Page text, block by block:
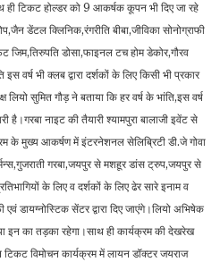
टिकट होल्डर को 9 आकर्षक कूपन भी दिए जा रहे
डेंटल क्लिनिक,रंगरीति बीबा,जीविका सोनोग्राफी
जिम,तिरुपति डोसा,फाइनल टच होम डेकोर,गौरव
वर्ष भी क्लब द्वारा दर्शकों के लिए किसी भी प्रकार
सुमित गौड़ ने बताया कि हर वर्ष के भांति,इस वर्ष
है।गरबा नाइट की तैयारी श्यामपुरा बालाजी इवेंट से
के मुख्य आकर्षण में इंटरनेशनल सेलिब्रिटी डी.जे गोवा
गरबा,जयपुर से मशहूर डांस ट्रुप,जयपुर से
के लिए व दर्शकों के लिए ढेर सारे इनाम व
डायग्नोस्टिक सेंटर द्वारा दिए जाएंगे।लियो अभिषेक
इन का तड़का रहेगा।साथ ही कार्यक्रम की देखरेख
टिकट विमोचन कार्यक्रम में लायन डॉक्टर जयराज